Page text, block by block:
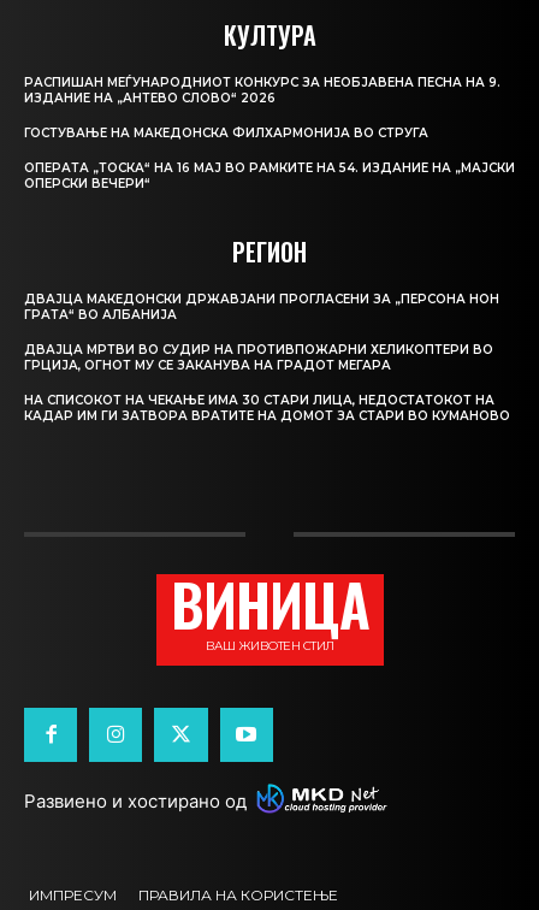
КУЛТУРА
РАСПИШАН МЕЃУНАРОДНИОТ КОНКУРС ЗА НЕОБЈАВЕНА ПЕСНА НА 9.
ИЗДАНИЕ НА „АНТЕВО СЛОВО“ 2026
ГОСТУВАЊЕ НА МАКЕДОНСКА ФИЛХАРМОНИЈА ВО СТРУГА
ОПЕРАТА „ТОСКА“ НА 16 МАЈ ВО РАМКИТЕ НА 54. ИЗДАНИЕ НА „МАЈСКИ
ОПЕРСКИ ВЕЧЕРИ“
РЕГИОН
ДВАЈЦА МАКЕДОНСКИ ДРЖАВЈАНИ ПРОГЛАСЕНИ ЗА „ПЕРСОНА НОН
ГРАТА“ ВО АЛБАНИЈА
ДВАЈЦА МРТВИ ВО СУДИР НА ПРОТИВПОЖАРНИ ХЕЛИКОПТЕРИ ВО
ГРЦИЈА, ОГНОТ МУ СЕ ЗАКАНУВА НА ГРАДОТ МЕГАРА
НА СПИСОКОТ НА ЧЕКАЊЕ ИМА 30 СТАРИ ЛИЦА, НЕДОСТАТОКОТ НА
КАДАР ИМ ГИ ЗАТВОРА ВРАТИТЕ НА ДОМОТ ЗА СТАРИ ВО КУМАНОВО
ВИНИЦА
ВАШ ЖИВОТЕН СТИЛ
Развиено и хостирано од
ИМПРЕСУМ ПРАВИЛА НА КОРИСТЕЊЕ